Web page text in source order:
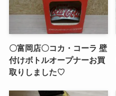
〇富岡店〇コカ・コーラ 壁
付けボトルオープナーお買
取りしました♡